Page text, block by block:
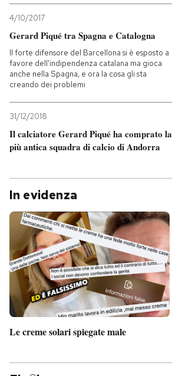
4/10/2017
Gerard Piqué tra Spagna e Catalogna
Il forte difensore del Barcellona si è esposto a
favore dell'indipendenza catalana ma gioca
anche nella Spagna, e ora la cosa gli sta
creando dei problemi
31/12/2018
Il calciatore Gerard Piqué ha comprato la
più antica squadra di calcio di Andorra
In evidenza
Le creme solari spiegate male